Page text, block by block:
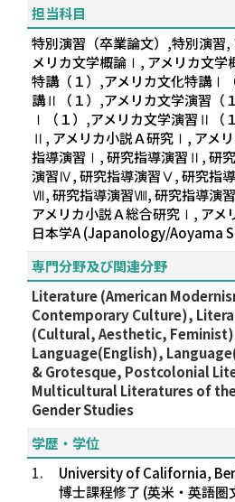
担当科目
特別演習（卒業論文）,特別演習,
メリカ文学概論Ⅰ, アメリカ文
特講（１）,アメリカ文化特講Ⅰ
講Ⅱ（１）,アメリカ文学演習（
Ⅰ（１）,アメリカ文学演習Ⅱ（
Ⅱ, アメリカ小説Ａ研究Ⅰ, アメ
指導演習Ⅰ, 研究指導演習Ⅱ, 研
演習Ⅳ, 研究指導演習Ⅴ, 研究指
Ⅶ, 研究指導演習Ⅷ, 研究指導演
アメリカ小説Ａ総合研究Ⅰ, ア
日本学A (Japanology/Aoyama
専門分野及び関連分野
Literature (American
Contemporary Culture),
(Cultural, Aesthetic,
Language(English),
& Grotesque, Postcolonial
Multicultural Literatures of
Gender Studies
学歴・学位
1.
University of California,
博士課程修了 (英米・英語圏